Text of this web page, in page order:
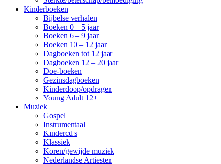
Kinderboeken
Bijbelse verhalen
Boeken 0 – 5 jaar
Boeken 6 – 9 jaar
Boeken 10 – 12 jaar
Dagboeken tot 12 jaar
Dagboeken 12 – 20 jaar
Doe-boeken
Gezinsdagboeken
Kinderdoop/opdragen
Young Adult 12+
Muziek
Gospel
Instrumentaal
Kindercd’s
Klassiek
Koren/gewijde muziek
Nederlandse Artiesten